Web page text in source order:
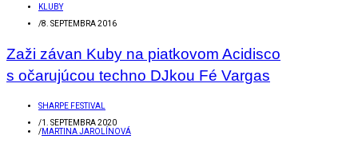
KLUBY
/8. SEPTEMBRA 2016
Zaži závan Kuby na piatkovom Acidisco
s očarujúcou techno DJkou Fé Vargas
SHARPE FESTIVAL
/1. SEPTEMBRA 2020
/MARTINA JAROLÍNOVÁ